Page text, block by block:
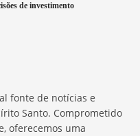
de investimento
fonte de notícias e
Santo. Comprometido
oferecemos uma